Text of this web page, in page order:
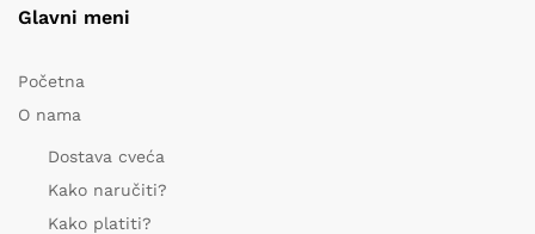
Glavni meni
Početna
O nama
Dostava cveća
Kako naručiti?
Kako platiti?